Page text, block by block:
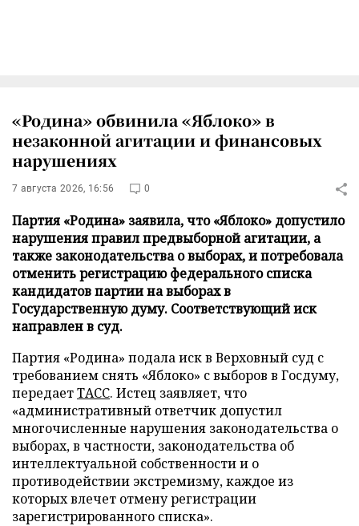
«Родина» обвинила «Яблоко» в
незаконной агитации и финансовых
нарушениях
7 августа 2026, 16:56 0
Партия «Родина» заявила, что «Яблоко» допустило
нарушения правил предвыборной агитации, а
также законодательства о выборах, и потребовала
отменить регистрацию федерального списка
кандидатов партии на выборах в
Государственную думу. Соответствующий иск
направлен в суд.
Партия «Родина» подала иск в Верховный суд с
требованием снять «Яблоко» с выборов в Госдуму,
передаетТАСС. Истец заявляет, что
«административный ответчик допустил
многочисленные нарушения законодательства о
выборах, в частности, законодательства об
интеллектуальной собственности и о
противодействии экстремизму, каждое из
которых влечет отмену регистрации
зарегистрированного списка».